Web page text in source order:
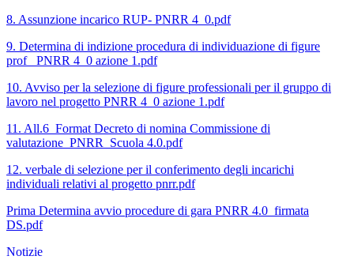
8. Assunzione incarico RUP- PNRR 4_0.pdf
9. Determina di indizione procedura di individuazione di figure
prof_ PNRR 4_0 azione 1.pdf
10. Avviso per la selezione di figure professionali per il gruppo di
lavoro nel progetto PNRR 4_0 azione 1.pdf
11. All.6_Format Decreto di nomina Commissione di
valutazione_PNRR_Scuola 4.0.pdf
12. verbale di selezione per il conferimento degli incarichi
individuali relativi al progetto pnrr.pdf
Prima Determina avvio procedure di gara PNRR 4.0_firmata
DS.pdf
Notizie